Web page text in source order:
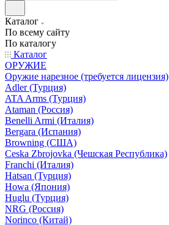
Каталог
По всему сайту
По каталогу
Каталог
ОРУЖИЕ
Оружие нарезное (требуется лицензия)
Adler (Турция)
ATA Arms (Турция)
Ataman (Россия)
Benelli Armi (Италия)
Bergara (Испания)
Browning (США)
Ceska Zbrojovka (Чешская Республика)
Franchi (Италия)
Hatsan (Турция)
Howa (Япония)
Huglu (Турция)
NRG (Россия)
Norinco (Китай)